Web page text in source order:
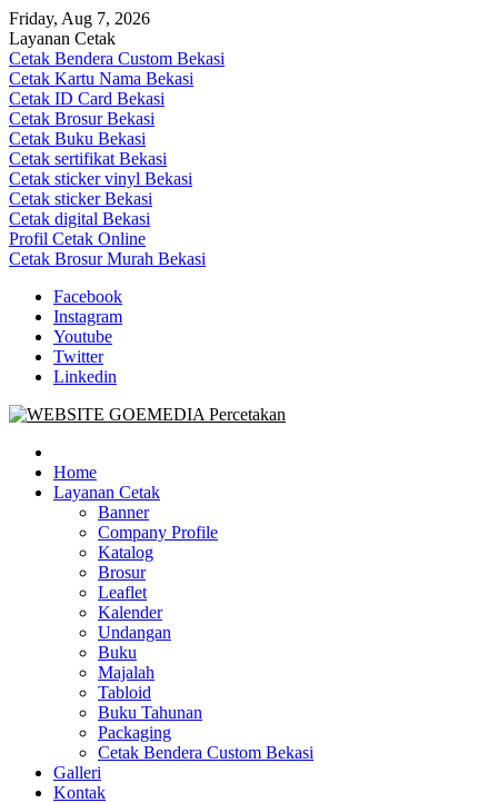
Skip
to
content
Friday, Aug 7, 2026
Layanan Cetak
Cetak Bendera Custom Bekasi
Cetak Kartu Nama Bekasi
Cetak ID Card Bekasi
Cetak Brosur Bekasi
Cetak Buku Bekasi
Cetak sertifikat Bekasi
Cetak sticker vinyl Bekasi
Cetak sticker Bekasi
Cetak digital Bekasi
Profil Cetak Online
Cetak Brosur Murah Bekasi
Facebook
Instagram
Youtube
Twitter
Linkedin
Goe Media Percetakan | 0822-4439-5599 (Call/WA)
0822-4439-5599 (Call/WA) Percetakan jasa cetak banner buku yasin
invoice kartu nama label map nota spanduk stiker undangan
pernikahan murah online 24 jam
Home
Layanan Cetak
Banner
Company Profile
Katalog
Brosur
Leaflet
Kalender
Undangan
Buku
Majalah
Tabloid
Buku Tahunan
Packaging
Cetak Bendera Custom Bekasi
Galleri
Kontak